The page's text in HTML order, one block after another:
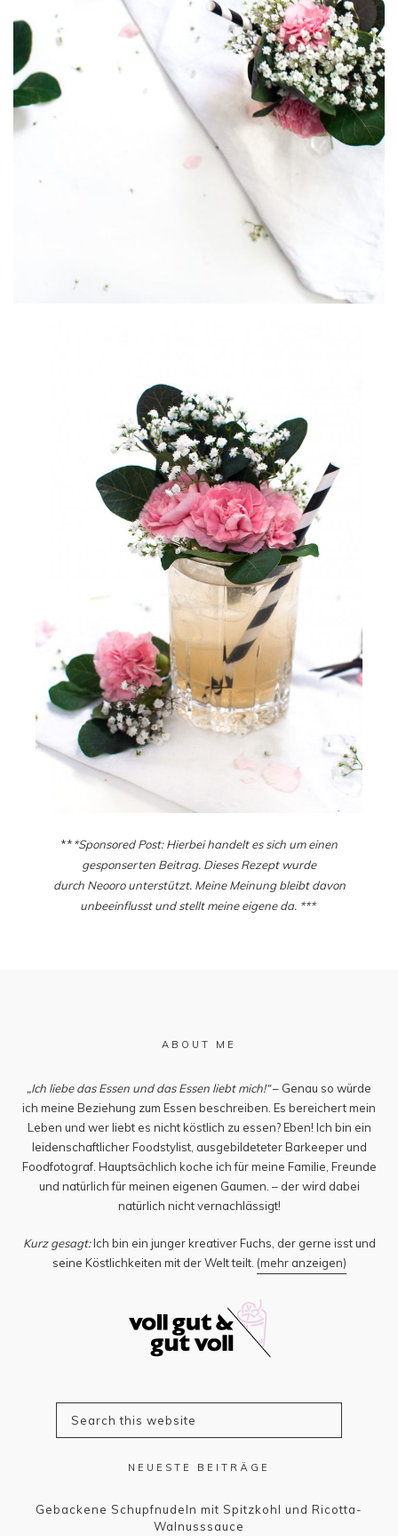
***Sponsored Post: Hierbei handelt es sich um einen
gesponserten Beitrag. Dieses Rezept wurde
durch Neooro unterstützt. Meine Meinung bleibt davon
unbeeinflusst und stellt meine eigene da. ***
ABOUT ME
„Ich liebe das Essen und das Essen liebt mich!“– Genau so würde
ich meine Beziehung zum Essen beschreiben. Es bereichert mein
Leben und wer liebt es nicht köstlich zu essen? Eben! Ich bin ein
leidenschaftlicher Foodstylist, ausgebildeteter Barkeeper und
Foodfotograf. Hauptsächlich koche ich für meine Familie, Freunde
und natürlich für meinen eigenen Gaumen. – der wird dabei
natürlich nicht vernachlässigt!
Kurz gesagt:Ich bin ein junger kreativer Fuchs, der gerne isst und
seine Köstlichkeiten mit der Welt teilt. (mehr anzeigen)
NEUESTE BEITRÄGE
Gebackene Schupfnudeln mit Spitzkohl und Ricotta-
Walnusssauce